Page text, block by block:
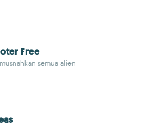
Free
semua alien